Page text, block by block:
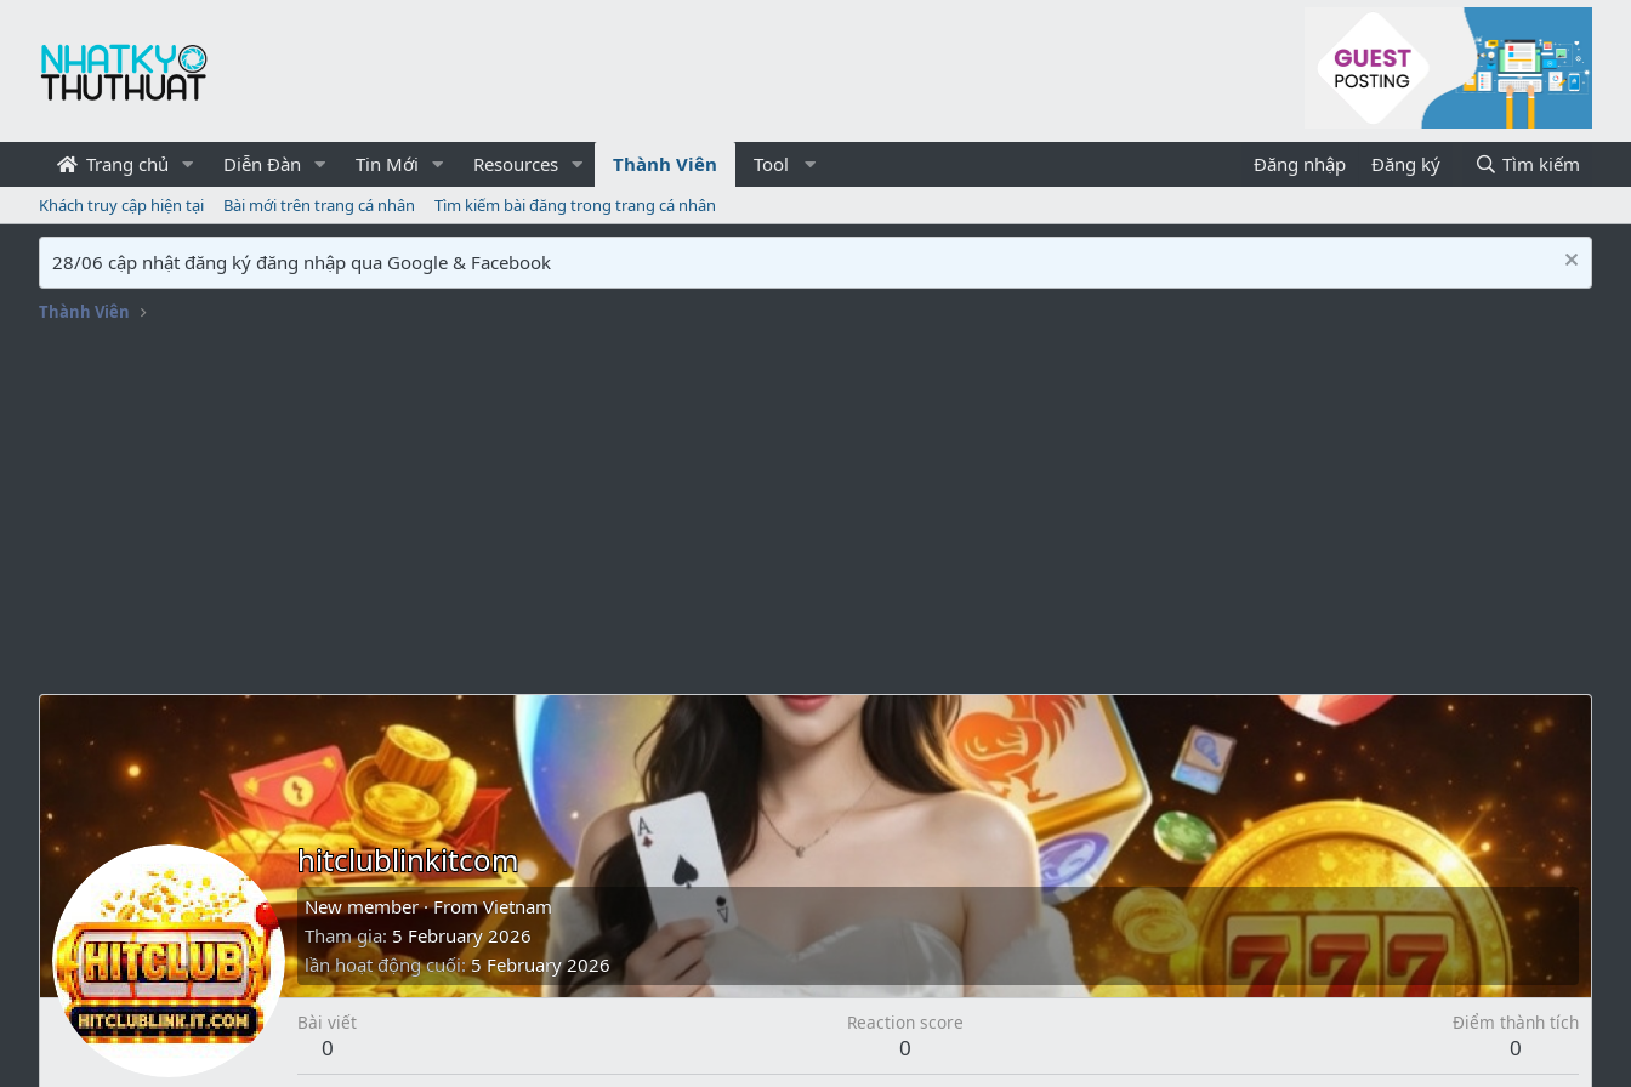
Trang chủ Diễn Đàn Tin Mới Resources Thành Viên Tool Đăng nhập Đăng ký Tìm kiếm
Khách truy cập hiện tại Bài mới trên trang cá nhân Tìm kiếm bài đăng trong trang cá nhân
28/06 cập nhật đăng ký đăng nhập qua Google & Facebook
Thành Viên
hitclublinkitcom
New member ·FromVietnam
Tham gia 5 February 2026
lần hoạt động cuối 5 February 2026
Bài viết
0
Reaction score
0
Điểm thành tích
0